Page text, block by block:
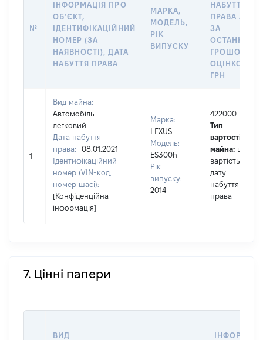
№
ІНФОРМАЦІЯ ПРО
ОБʼЄКТ,
ІДЕНТИФІКАЦІЙНИЙ
НОМЕР (ЗА
НАЯВНОСТІ), ДАТА
НАБУТТЯ ПРАВА
МАРКА,
МОДЕЛЬ,
РІК
ВИПУСКУ
НАБУТТЯ
ПРАВА АБО
ЗА
ГРОШОВОЮ
ОЦІНКОЮ,
ГРН
1
Вид майна:
Автомобіль
легковий
Дата набуття
права:
08.01.2021
Ідентифікаційний
номер (VIN-код,
номер шасі):
[Конфіденційна
інформація]
Марка:
LEXUS
Модель:
ES300h
Рік
випуску:
2014
422000
Тип
вартості
майна: це
вартість на
дату
набуття
права
7. Цінні папери
ВИД